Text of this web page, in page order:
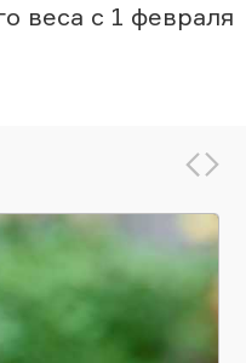
веса с 1 февраля